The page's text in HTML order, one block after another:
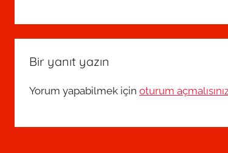
Bir yanıt yazın
Yorum yapabilmek için oturum